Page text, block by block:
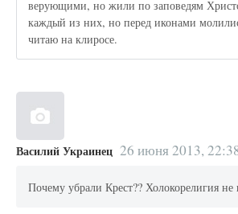
верующими, но жили по заповедям
каждый из них, но перед иконами
читаю на клиросе.
Василий Украинец 26 июня 2013,
Почему убрали Крест?? Холокорелигия не